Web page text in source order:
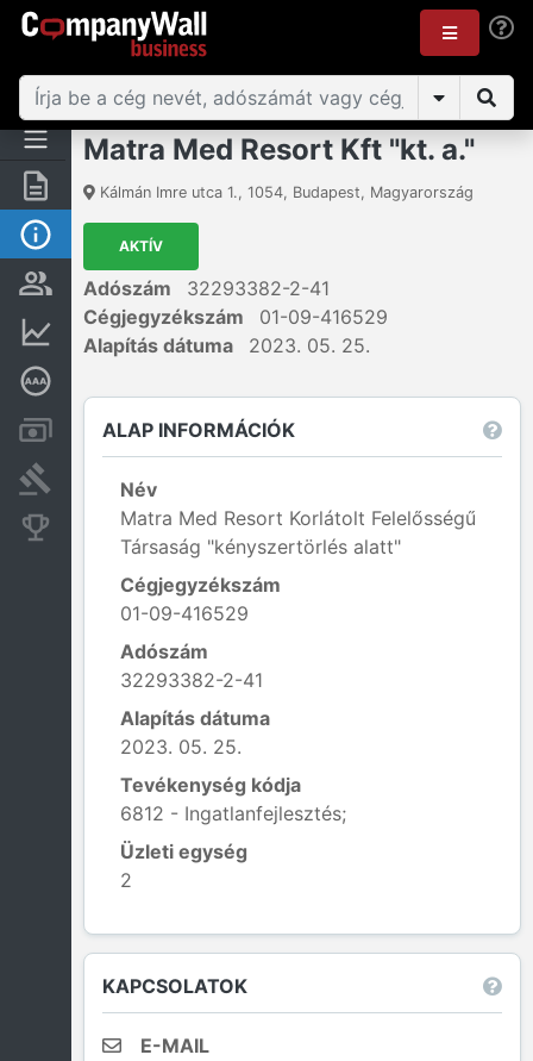
Összegzés
Alap információk
Személyek és tulajdonjog
Pénzügyi információk
Számlák és zárolások
Bírósági eljárások
Konkurens cégek
Matra Med Resort Kft "kt. a."
Kálmán Imre utca 1., 1054, Budapest, Magyarország
AKTÍV
Adószám
32293382-2-41
Cégjegyzékszám
01-09-416529
Alapítás dátuma
2023. 05. 25.
ALAP INFORMÁCIÓK
Név
Matra Med Resort Korlátolt Felelősségű
Társaság "kényszertörlés alatt"
Cégjegyzékszám
01-09-416529
Adószám
32293382-2-41
Alapítás dátuma
2023. 05. 25.
Tevékenység kódja
6812 - Ingatlanfejlesztés;
Üzleti egység
2
KAPCSOLATOK
E-MAIL